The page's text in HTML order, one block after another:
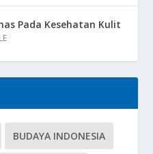
Pada Kesehatan Kulit
BUDAYA INDONESIA